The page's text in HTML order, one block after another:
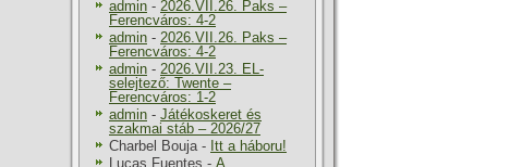
admin - 2026.VII.26. Paks –
Ferencváros: 4-2
admin - 2026.VII.26. Paks –
Ferencváros: 4-2
admin - 2026.VII.23. EL-
selejtező: Twente –
Ferencváros: 1-2
admin - Játékoskeret és
szakmai stáb – 2026/27
Charbel Bouja- Itt a háboru!
Lucas Fuentes - A